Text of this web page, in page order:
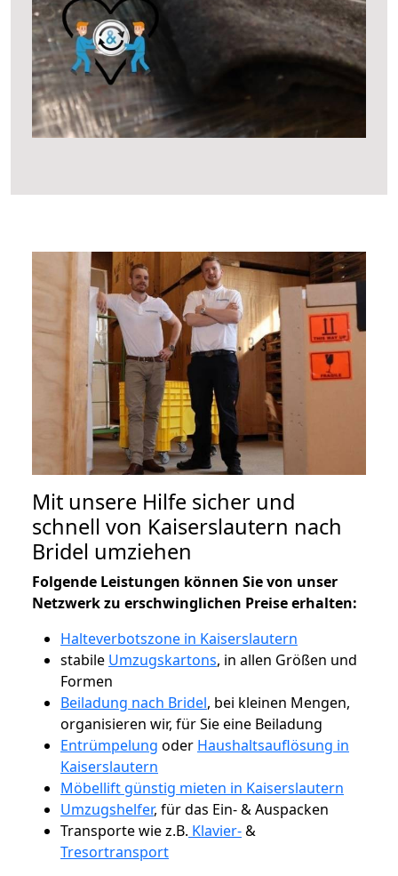
Mit unsere Hilfe sicher und
schnell von Kaiserslautern nach
Bridel umziehen
Folgende Leistungen können Sie von unser
Netzwerk zu erschwinglichen Preise erhalten:
Halteverbotszone in Kaiserslautern
stabile Umzugskartons, in allen Größen und
Formen
Beiladung nach Bridel, bei kleinen Mengen,
organisieren wir, für Sie eine Beiladung
Entrümpelung oder Haushaltsauflösung in
Kaiserslautern
Möbellift günstig mieten in Kaiserslautern
Umzugshelfer, für das Ein- & Auspacken
Transporte wie z.B. Klavier-&
Tresortransport